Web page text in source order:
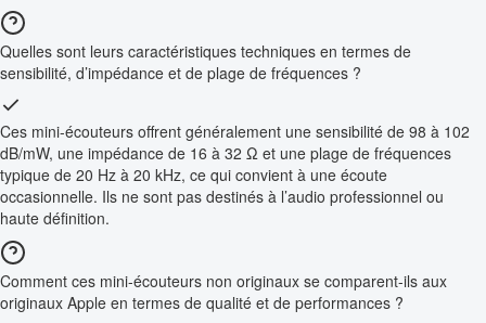
Quelles sont leurs caractéristiques techniques en termes de
sensibilité, d’impédance et de plage de fréquences ?
Ces mini-écouteurs offrent généralement une sensibilité de 98 à 102
dB/mW, une impédance de 16 à 32 Ω et une plage de fréquences
typique de 20 Hz à 20 kHz, ce qui convient à une écoute
occasionnelle. Ils ne sont pas destinés à l’audio professionnel ou
haute définition.
Comment ces mini-écouteurs non originaux se comparent-ils aux
originaux Apple en termes de qualité et de performances ?